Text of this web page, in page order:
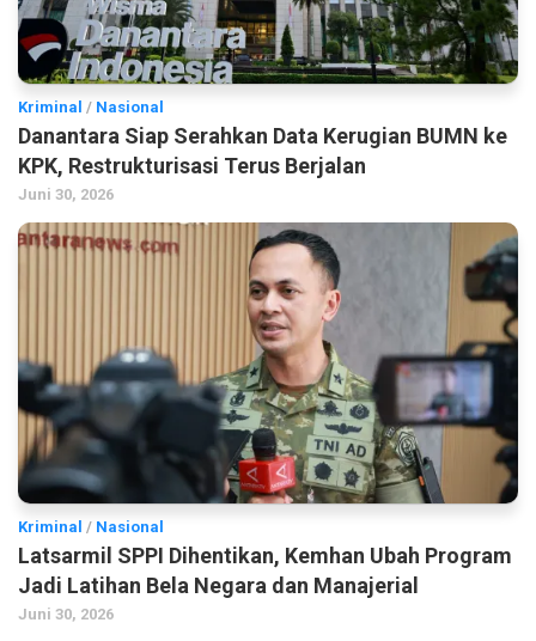
Kriminal / Nasional
Danantara Siap Serahkan Data Kerugian BUMN ke
KPK, Restrukturisasi Terus Berjalan
Juni 30, 2026
Kriminal / Nasional
Latsarmil SPPI Dihentikan, Kemhan Ubah Program
Jadi Latihan Bela Negara dan Manajerial
Juni 30, 2026